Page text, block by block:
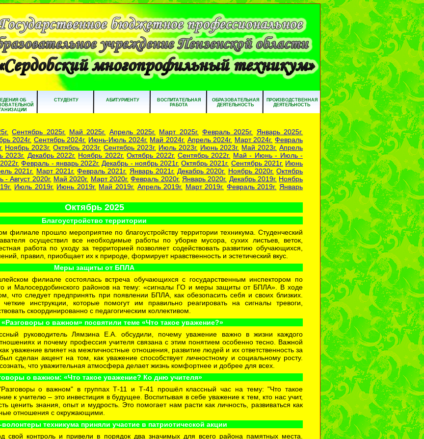
ОБ
СТУДЕНТУ АБИТУРИЕНТУ
ВОСПИТАТЕЛЬНАЯ
РАБОТА
ОБРАЗОВАТЕЛЬНАЯ
ДЕЯТЕЛЬНОСТЬ
ПРОИЗВОДСТВЕННАЯ
ДЕЯТЕЛЬНОСТЬ
Сентябрь 2025г. Май 2025г. Апрель 2025г. Март 2025г. Февраль 2025г.
Январь 2025г.
2024г. Сентябрь 2024г. Июнь-Июль 2024г. Май 2024г. Апрель 2024г. Март 2024г. Февраль
Ноябрь 2023г. Октябрь 2023г. Сентябрь 2023г. Июль 2023г. Июнь 2023г. Май 2023г. Апрель
2023г. Декабрь 2022г. Ноябрь 2022г. Октябрь 2022г. Сентябрь 2022г. Май - Июнь - Июль -
Февраль - январь 2022г. Декабрь - ноябрь 2021г. Октябрь 2021г. Сентябрь 2021г. Июнь
2021г. Март 2021г. Февраль 2021г. Январь 2021г. Декабрь 2020г. Ноябрь 2020г. Октябрь
Август 2020г. Май 2020г. Март 2020г. Февраль 2020г. Январь 2020г. Декабрь 2019г. Ноябрь
Июль 2019г. Июнь 2019г. Май 2019г. Апрель 2019г. Март 2019г. Февраль 2019г. Январь
Октябрь 2025
Благоустройство территории
филиале прошло мероприятие по благоустройству территории техникума. Студенческий
осуществил все необходимые работы по уборке мусора, сухих листьев, веток,
работа по уходу за территорией позволяет содействовать развитию обучающихся,
правил, приобщает их к природе, формирует нравственность и эстетический вкус.
Меры защиты от БПЛА
филиале состоялась встреча обучающихся с государственным инспектором по
и Малосердобинского районов на тему: «сигналы ГО и меры защиты от БПЛА». В ходе
что следует предпринять при появлении БПЛА, как обезопасить себя и своих близких.
инструкции, которые помогут им правильно реагировать на сигналы тревоги,
скоординированно с педагогическим коллективом.
«Разговоры о важном» посвятили теме «Что такое уважение?»
руководитель Лямзина Е.А. обсудили, почему уважение важно в жизни каждого
и почему профессия учителя связана с этим понятием особенно тесно. Важной
уважение влияет на межличностные отношения, развитие людей и их ответственность за
сделан акцент на том, как уважение способствует личностному и социальному росту.
что уважительная атмосфера делает жизнь комфортнее и добрее для всех.
о важном: «Что такое уважение? Ко дню учителя»
о важном" в группах Т-11 и Т-41 прошёл классный час на тему: "Что такое
к учителю – это инвестиция в будущее. Воспитывая в себе уважение к тем, кто нас учит,
ценить знания, опыт и мудрость. Это помогает нам расти как личность, развиваться как
отношения с окружающими.
техникума приняли участие в патриотической акции
свой контроль и привели в порядок два значимых для всего района памятных места.